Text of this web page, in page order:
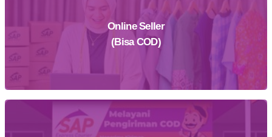
Daftar Sekarang
Online Seller
(Bisa COD)